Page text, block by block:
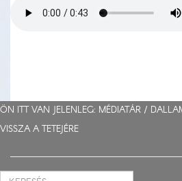
ÖN ITT VAN JELENLEG: MÉDIATÁR /
VISSZA A TETEJÉRE